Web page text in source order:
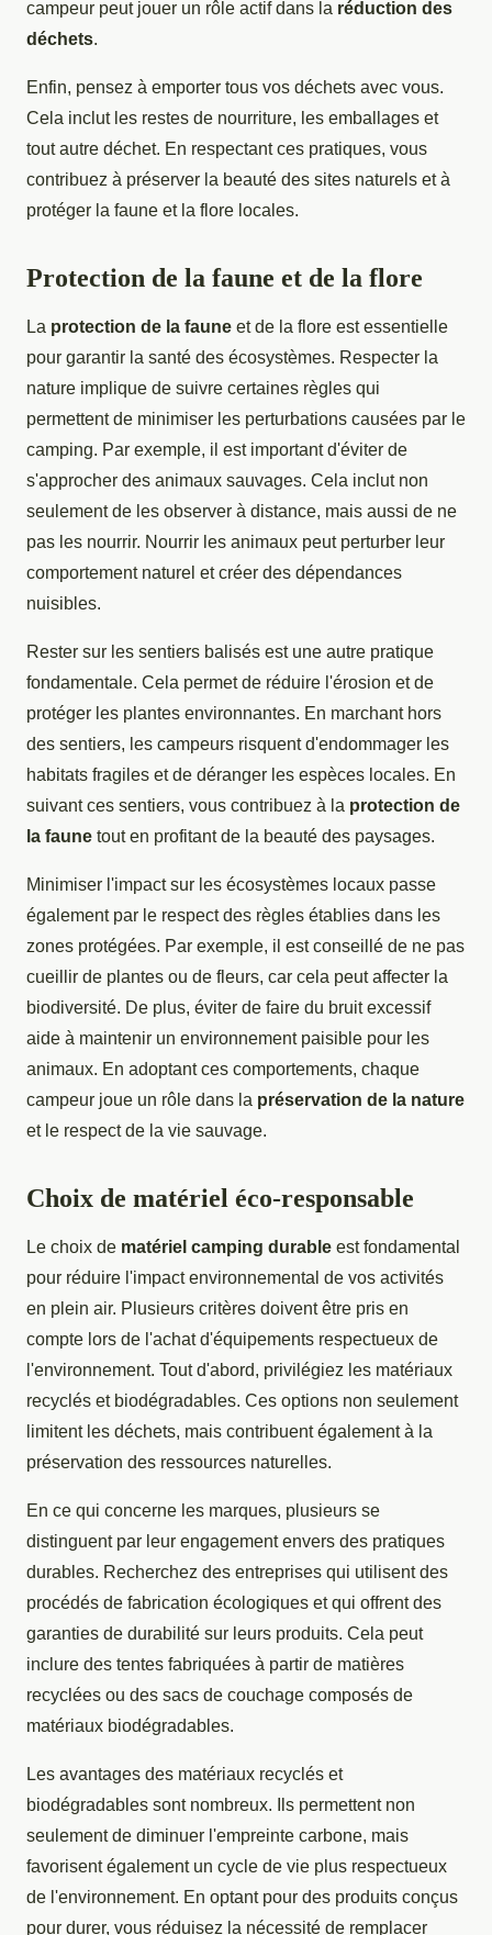
campeur peut jouer un rôle actif dans la réduction des
déchets.
Enfin, pensez à emporter tous vos déchets avec vous.
Cela inclut les restes de nourriture, les emballages et
tout autre déchet. En respectant ces pratiques, vous
contribuez à préserver la beauté des sites naturels et à
protéger la faune et la flore locales.
Protection de la faune et de la flore
La protection de la faune et de la flore est essentielle
pour garantir la santé des écosystèmes. Respecter la
nature implique de suivre certaines règles qui
permettent de minimiser les perturbations causées par le
camping. Par exemple, il est important d'éviter de
s'approcher des animaux sauvages. Cela inclut non
seulement de les observer à distance, mais aussi de ne
pas les nourrir. Nourrir les animaux peut perturber leur
comportement naturel et créer des dépendances
nuisibles.
Rester sur les sentiers balisés est une autre pratique
fondamentale. Cela permet de réduire l'érosion et de
protéger les plantes environnantes. En marchant hors
des sentiers, les campeurs risquent d'endommager les
habitats fragiles et de déranger les espèces locales. En
suivant ces sentiers, vous contribuez à la protection de
la faune tout en profitant de la beauté des paysages.
Minimiser l'impact sur les écosystèmes locaux passe
également par le respect des règles établies dans les
zones protégées. Par exemple, il est conseillé de ne pas
cueillir de plantes ou de fleurs, car cela peut affecter la
biodiversité. De plus, éviter de faire du bruit excessif
aide à maintenir un environnement paisible pour les
animaux. En adoptant ces comportements, chaque
campeur joue un rôle dans la préservation de la nature
et le respect de la vie sauvage.
Choix de matériel éco-responsable
Le choix de matériel camping durable est fondamental
pour réduire l'impact environnemental de vos activités
en plein air. Plusieurs critères doivent être pris en
compte lors de l'achat d'équipements respectueux de
l'environnement. Tout d'abord, privilégiez les matériaux
recyclés et biodégradables. Ces options non seulement
limitent les déchets, mais contribuent également à la
préservation des ressources naturelles.
En ce qui concerne les marques, plusieurs se
distinguent par leur engagement envers des pratiques
durables. Recherchez des entreprises qui utilisent des
procédés de fabrication écologiques et qui offrent des
garanties de durabilité sur leurs produits. Cela peut
inclure des tentes fabriquées à partir de matières
recyclées ou des sacs de couchage composés de
matériaux biodégradables.
Les avantages des matériaux recyclés et
biodégradables sont nombreux. Ils permettent non
seulement de diminuer l'empreinte carbone, mais
favorisent également un cycle de vie plus respectueux
de l'environnement. En optant pour des produits conçus
pour durer, vous réduisez la nécessité de remplacer